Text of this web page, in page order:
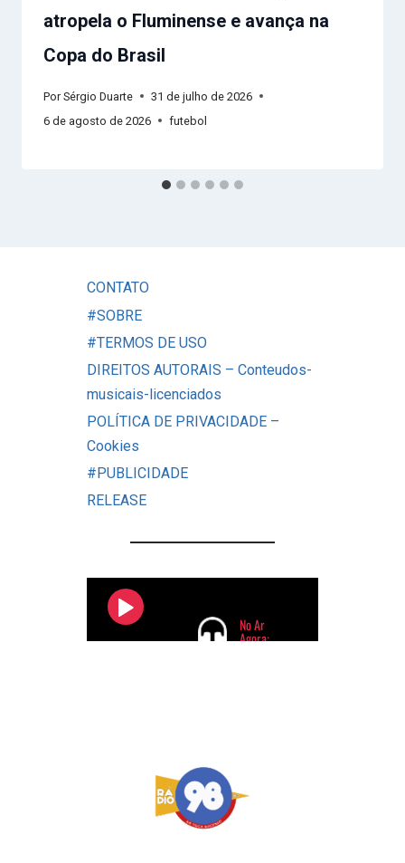
atropela o Fluminense e avança na
Copa do Brasil
Por Sérgio Duarte
31 de julho de 2026
6 de agosto de 2026
futebol
CONTATO
#SOBRE
#TERMOS DE USO
DIREITOS AUTORAIS – Conteudos-
musicais-licenciados
POLÍTICA DE PRIVACIDADE –
Cookies
#PUBLICIDADE
RELEASE